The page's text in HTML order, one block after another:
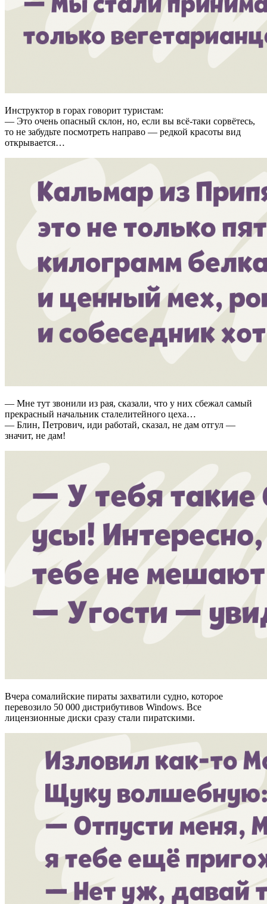
Инструктор в горах говорит туристам:
— Это очень опасный склон, но, если вы всё-таки сорвётесь,
то не забудьте посмотреть направо — редкой красоты вид
открывается…
— Мне тут звонили из рая, сказали, что у них сбежал самый
прекрасный начальник сталелитейного цеха…
— Блин, Петрович, иди работай, сказал, не дам отгул —
значит, не дам!
Вчера сомалийские пираты захватили судно, которое
перевозило 50 000 дистрибутивов Windоws. Все
лицензионные диски сразу стали пиратскими.